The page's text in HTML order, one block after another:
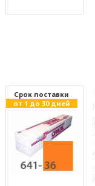
Cрок поставки
от 1 до 30 дней